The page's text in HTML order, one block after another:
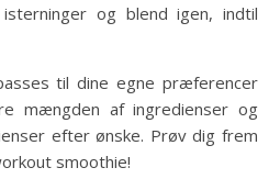
og blend igen, indtil
til dine egne præferencer
mængden af ingredienser og
efter ønske. Prøv dig frem
smoothie!